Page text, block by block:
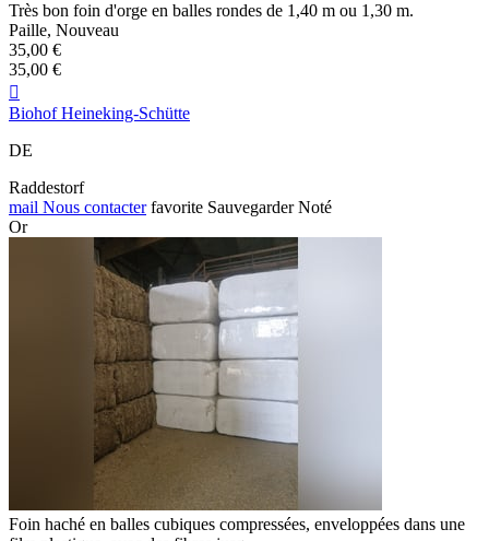
Très bon foin d'orge en balles rondes de 1,40 m ou 1,30 m.
Paille, Nouveau
35,00 €
35,00 €

Biohof Heineking-Schütte
DE
Raddestorf
mail Nous contacter favorite Sauvegarder Noté
Or
Foin haché en balles cubiques compressées, enveloppées dans une